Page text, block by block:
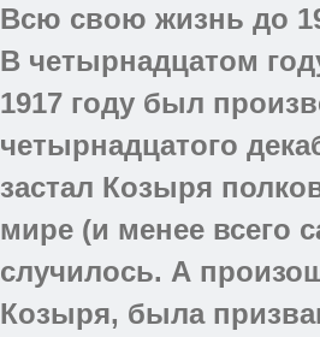
Всю свою жизнь до
В четырнадцатом
1917 году был
четырнадцатого
застал Козыря
мире (и менее всего
случилось. А
Козыря, была